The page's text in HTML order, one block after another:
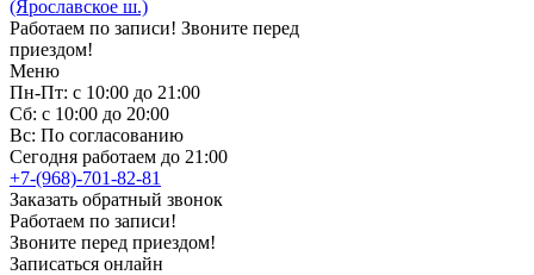
(Ярославское ш.)
Работаем по записи! Звоните перед
приездом!
Меню
Пн-Пт: с 10:00 до 21:00
Сб: с 10:00 до 20:00
Вс: По согласованию
Сегодня работаем до 21:00
+7-(968)-701-82-81
Заказать обратный звонок
Работаем по записи!
Звоните перед приездом!
Записаться онлайн